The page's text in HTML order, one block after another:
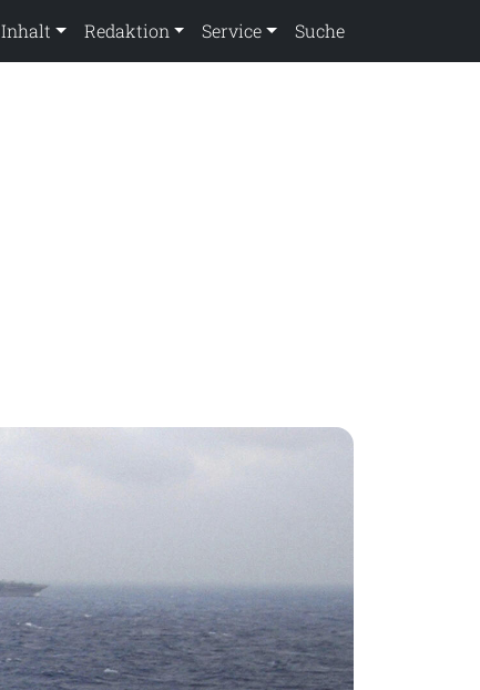
Inhalt Redaktion Service Suche